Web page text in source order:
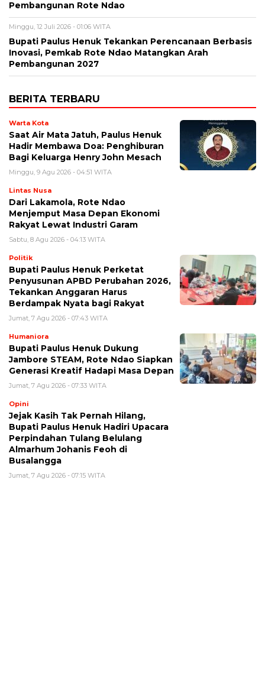
Pembangunan Rote Ndao
Minggu, 12 Juli 2026 - 01:06 WITA
Bupati Paulus Henuk Tekankan Perencanaan Berbasis
Inovasi, Pemkab Rote Ndao Matangkan Arah
Pembangunan 2027
BERITA TERBARU
Warta Kota
Saat Air Mata Jatuh, Paulus Henuk
Hadir Membawa Doa: Penghiburan
Bagi Keluarga Henry John Mesach
Minggu, 9 Agu 2026 - 04:51 WITA
Lintas Nusa
Dari Lakamola, Rote Ndao
Menjemput Masa Depan Ekonomi
Rakyat Lewat Industri Garam
Sabtu, 8 Agu 2026 - 04:13 WITA
Politik
Bupati Paulus Henuk Perketat
Penyusunan APBD Perubahan 2026,
Tekankan Anggaran Harus
Berdampak Nyata bagi Rakyat
Jumat, 7 Agu 2026 - 07:43 WITA
Humaniora
Bupati Paulus Henuk Dukung
Jambore STEAM, Rote Ndao Siapkan
Generasi Kreatif Hadapi Masa Depan
Jumat, 7 Agu 2026 - 07:33 WITA
Opini
Jejak Kasih Tak Pernah Hilang,
Bupati Paulus Henuk Hadiri Upacara
Perpindahan Tulang Belulang
Almarhum Johanis Feoh di
Busalangga
Jumat, 7 Agu 2026 - 07:15 WITA